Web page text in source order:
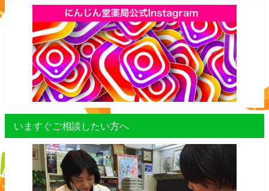
いますぐご相談したい方へ